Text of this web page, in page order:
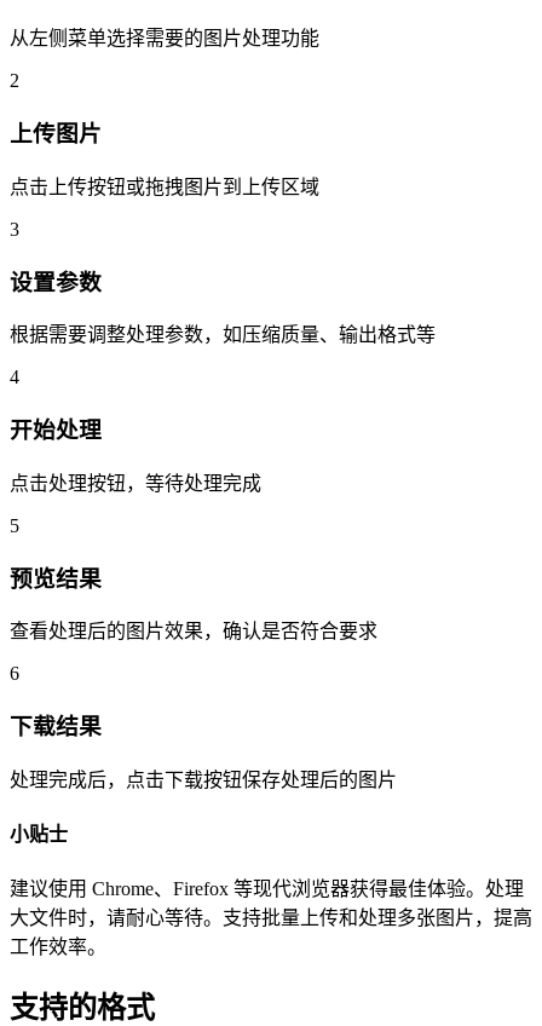
从左侧菜单选择需要的图片处理功能
2
上传图片
点击上传按钮或拖拽图片到上传区域
3
设置参数
根据需要调整处理参数，如压缩质量、输出格式等
4
开始处理
点击处理按钮，等待处理完成
5
预览结果
查看处理后的图片效果，确认是否符合要求
6
下载结果
处理完成后，点击下载按钮保存处理后的图片
小贴士
建议使用 Chrome、Firefox 等现代浏览器获得最佳体验。处理
大文件时，请耐心等待。支持批量上传和处理多张图片，提高
工作效率。
支持的格式